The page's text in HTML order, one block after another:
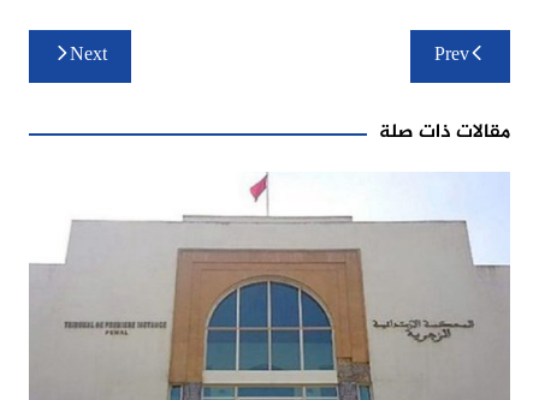
تصفّح
المقالات
Prev
Next
مقالات ذات صلة